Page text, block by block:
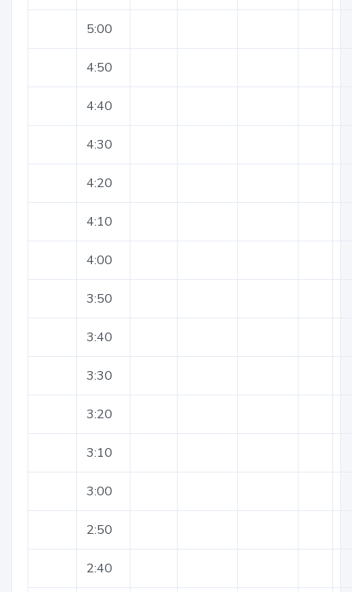
5:00
4:50
4:40
4:30
4:20
4:10
4:00
3:50
3:40
3:30
3:20
3:10
3:00
2:50
2:40